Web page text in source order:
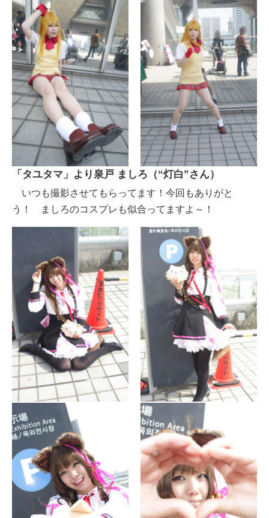
「タユタマ」より泉戸 ましろ（“灯白”さん）
いつも撮影させてもらってます！今回もありがと
う！ ましろのコスプレも似合ってますよ～！